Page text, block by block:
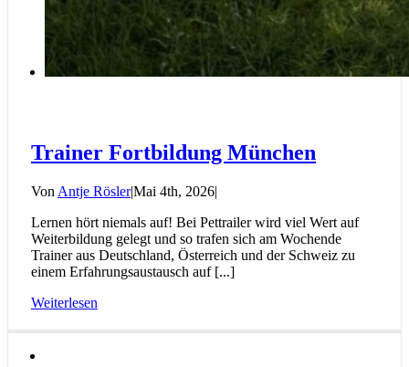
Trainer Fortbildung München
Von Antje Rösler|Mai 4th, 2026|
Lernen hört niemals auf! Bei Pettrailer wird viel Wert auf
Weiterbildung gelegt und so trafen sich am Wochende
Trainer aus Deutschland, Österreich und der Schweiz zu
einem Erfahrungsaustausch auf [...]
Weiterlesen